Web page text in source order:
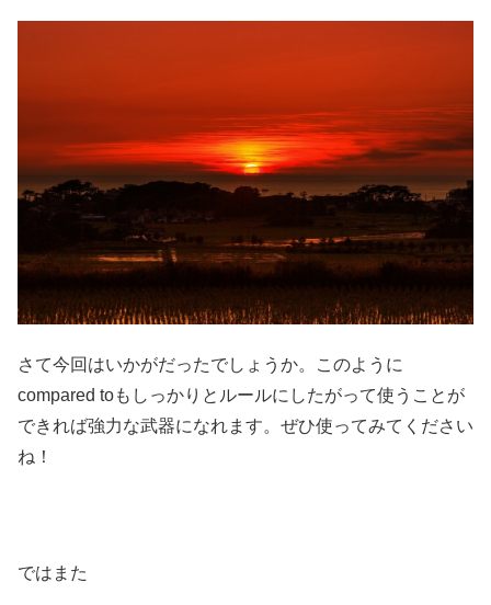
さて今回はいかがだったでしょうか。このように
compared toもしっかりとルールにしたがって使うことが
できれば強力な武器になれます。ぜひ使ってみてください
ね！
ではまた